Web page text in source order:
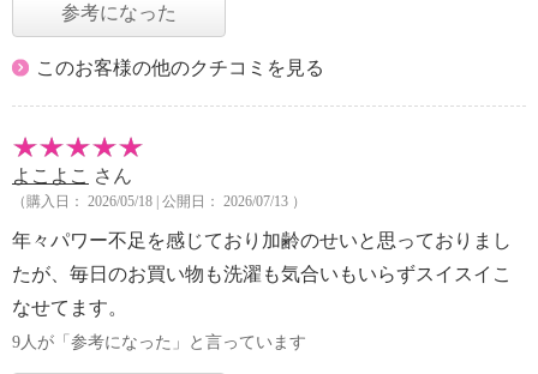
参考になった
このお客様の他のクチコミを見る
よこよこ さん
（購入日： 2026/05/18 | 公開日： 2026/07/13 ）
年々パワー不足を感じており加齢のせいと思っておりまし
たが、毎日のお買い物も洗濯も気合いもいらずスイスイこ
なせてます。
9人が「参考になった」と言っています